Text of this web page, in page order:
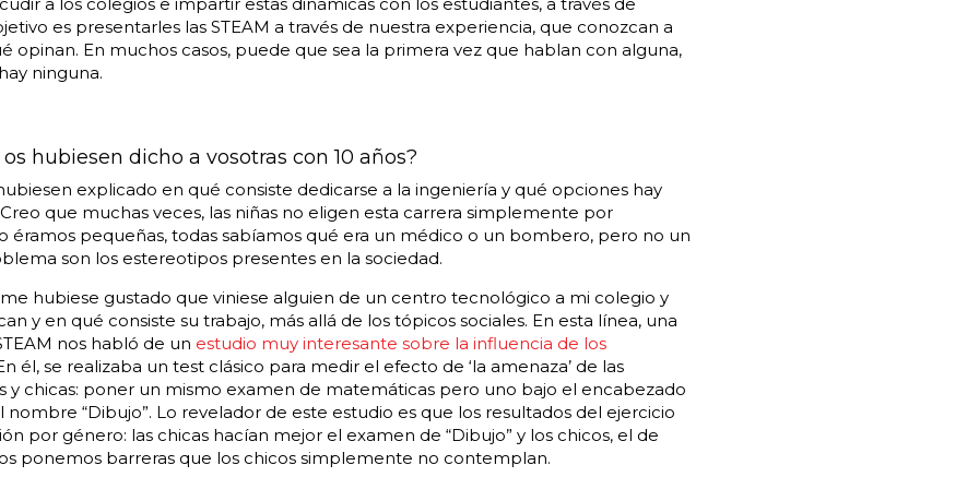
es presentarles las STEAM a través de nuestra experiencia, que conozcan a
opinan. En muchos casos, puede que sea la primera vez que hablan con alguna,
ninguna.
hubiesen dicho a vosotras con 10 años?
explicado en qué consiste dedicarse a la ingeniería y qué opciones hay
que muchas veces, las niñas no eligen esta carrera simplemente por
éramos pequeñas, todas sabíamos qué era un médico o un bombero, pero no un
son los estereotipos presentes en la sociedad.
hubiese gustado que viniese alguien de un centro tecnológico a mi colegio y
y en qué consiste su trabajo, más allá de los tópicos sociales. En esta línea, una
nos habló de un estudio muy interesante sobre la influencia de los
él, se realizaba un test clásico para medir el efecto de ‘la amenaza’ de las
y chicas: poner un mismo examen de matemáticas pero uno bajo el encabezado
nombre “Dibujo”. Lo revelador de este estudio es que los resultados del ejercicio
por género: las chicas hacían mejor el examen de “Dibujo” y los chicos, el de
ponemos barreras que los chicos simplemente no contemplan.